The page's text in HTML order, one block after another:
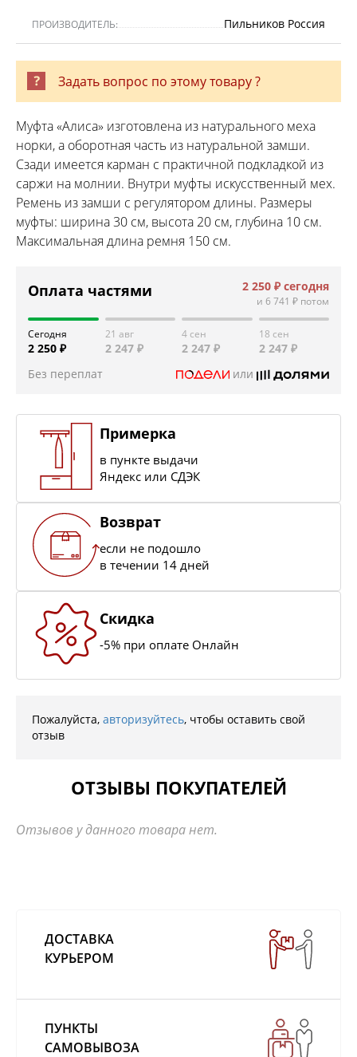
ПРОИЗВОДИТЕЛЬ: Пильников Россия
Задать вопрос по этому товару ?
Муфта «Алиса» изготовлена из натурального меха
норки, а оборотная часть из натуральной замши.
Сзади имеется карман с практичной подкладкой из
саржи на молнии. Внутри муфты искусственный мех.
Ремень из замши с регулятором длины. Размеры
муфты: ширина 30 см, высота 20 см, глубина 10 см.
Максимальная длина ремня 150 см.
Оплата частями 2 250 ₽ сегодня
и 6 741 ₽ потом
Сегодня
2 250 ₽
21 авг
2 247 ₽
4 сен
2 247 ₽
18 сен
2 247 ₽
Без переплат
или
Примерка
в пункте выдачи
Яндекс или СДЭК
Возврат
если не подошло
в течении 14 дней
Скидка
-5% при оплате Онлайн
Пожалуйста, авторизуйтесь, чтобы оставить свой
отзыв
ОТЗЫВЫ ПОКУПАТЕЛЕЙ
Отзывов у данного товара нет.
ДОСТАВКА
КУРЬЕРОМ
ПУНКТЫ
САМОВЫВОЗА